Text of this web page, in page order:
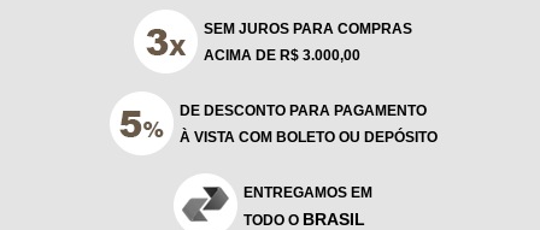
SEM JUROS PARA COMPRAS
ACIMA DE R$ 3.000,00
DE DESCONTO PARA PAGAMENTO
À VISTA COM BOLETO OU DEPÓSITO
ENTREGAMOS EM
TODO O BRASIL